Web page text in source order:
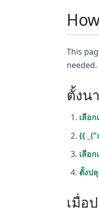
This
ตั้งน
เลือก
{{
เลือก
ตั้งป
เมื่อ